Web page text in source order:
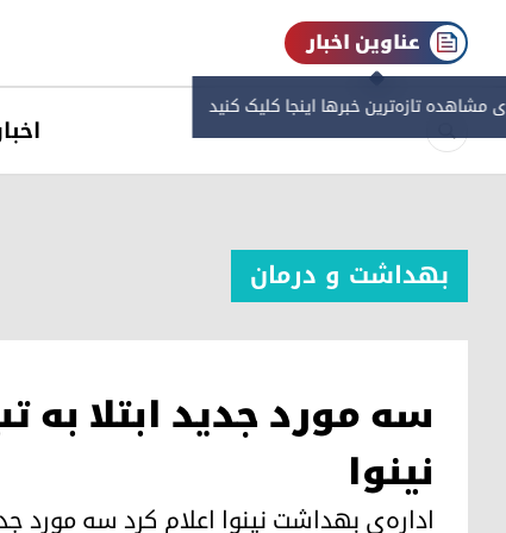
عناوین اخبار
مشاهده‌ تازه‌ترین خبرها اینجا کلیک کنید
بهداشت و درمان
سه مورد جدید ابتلا
نینوا
اداره‌ی بهداشت نینوا اعلام کرد سه مورد